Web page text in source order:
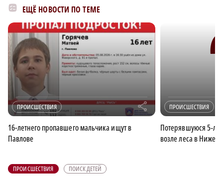
ЕЩЁ НОВОСТИ ПО ТЕМЕ
ПРОИСШЕСТВИЯ r
16-летнего пропавшего мальчика ищут в
Павлове
ПРОИСШЕСТВИЯ
Потерявшуюся
возле леса в
ПРОИСШЕСТВИЯ ПОИСК ДЕТЕЙ